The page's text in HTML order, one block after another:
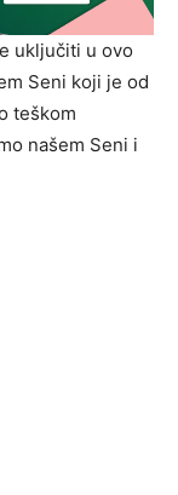
uključiti u ovo
Seni koji je od
teškom
našem Seni i